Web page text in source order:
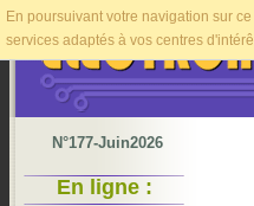
En poursuivant votre navigation sur
services adaptés à vos centres
N°177-Juin2026
En ligne :